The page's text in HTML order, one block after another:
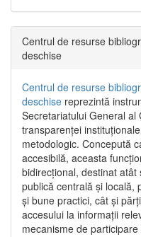
Centrul de resurse
deschise
Centrul de resurse
deschise reprezintă
Secretariatului General
transparenței
metodologic. Concepută
accesibilă, aceasta
bidirecțional, destinat
publică centrală și locală,
și bune practici, cât și
accesului la informații
mecanisme de